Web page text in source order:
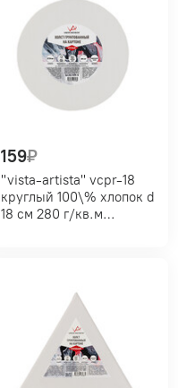
159₽
"vista-artista" vcpr-18
круглый 100\% хлопок d
18 см 280 г/кв.м